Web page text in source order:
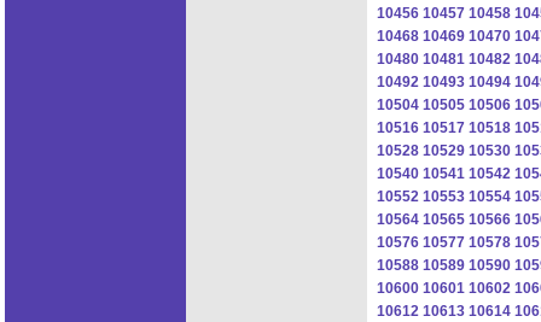
10456 10457 10458
10468 10469 10470
10480 10481 10482
10492 10493 10494
10504 10505 10506
10516 10517 10518
10528 10529 10530
10540 10541 10542
10552 10553 10554
10564 10565 10566
10576 10577 10578
10588 10589 10590
10600 10601 10602
10612 10613 10614